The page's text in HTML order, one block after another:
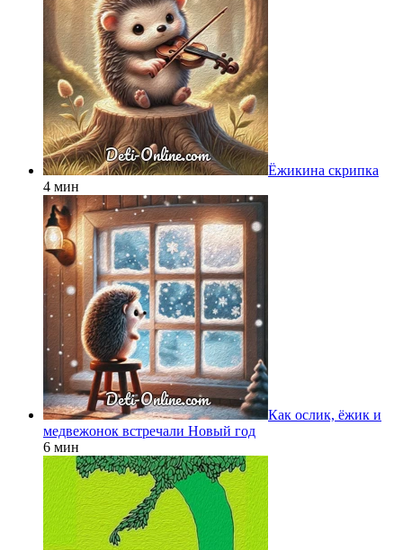
Ёжикина скрипка
4 мин
Как ослик, ёжик и
медвежонок встречали Новый год
6 мин